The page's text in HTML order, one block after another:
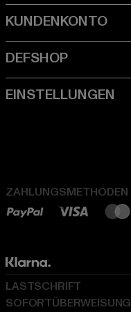
ZAHLUNGSMETHODEN
LASTSCHRIFT
SOFORTÜBERWEISUNG